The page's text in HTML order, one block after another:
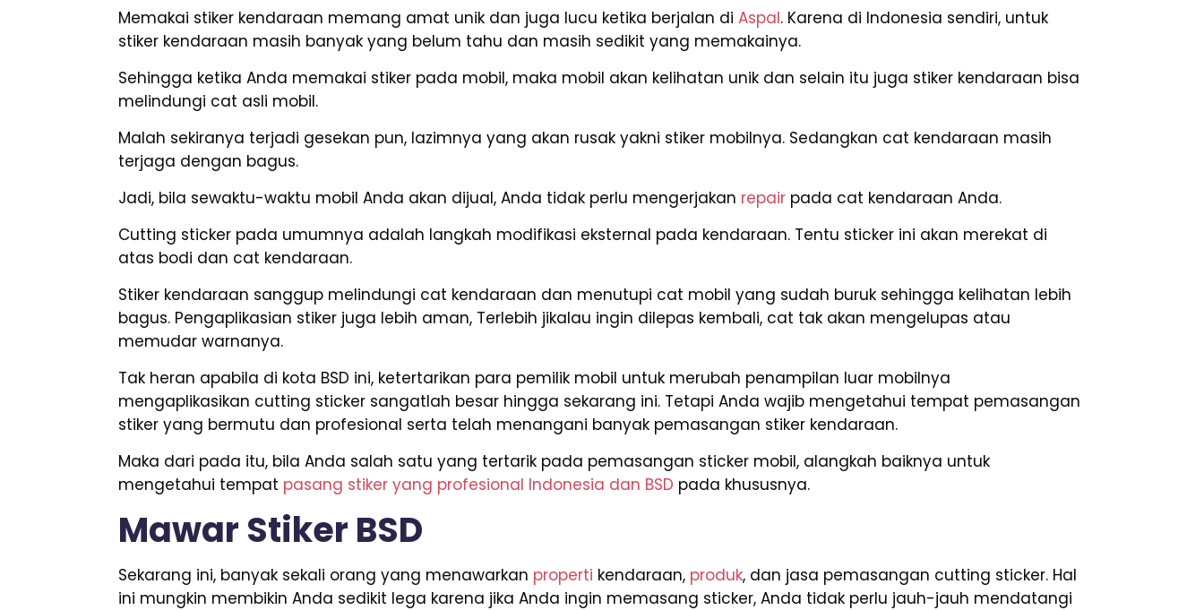
Memakai stiker kendaraan memang amat unik dan juga lucu ketika berjalan diAspal. Karena di Indonesia sendiri, untuk
stiker kendaraan masih banyak yang belum tahu dan masih sedikit yang memakainya.
Sehingga ketika Anda memakai stiker pada mobil, maka mobil akan kelihatan unik dan selain itu juga stiker kendaraan bisa
melindungi cat asli mobil.
Malah sekiranya terjadi gesekan pun, lazimnya yang akan rusak yakni stiker mobilnya. Sedangkan cat kendaraan masih
terjaga dengan bagus.
Jadi, bila sewaktu-waktu mobil Anda akan dijual, Anda tidak perlu mengerjakan repair pada cat kendaraan Anda.
Cutting sticker pada umumnya adalah langkah modifikasi eksternal pada kendaraan. Tentu sticker ini akan merekat di
atas bodi dan cat kendaraan.
Stiker kendaraan sanggup melindungi cat kendaraan dan menutupi cat mobil yang sudah buruk sehingga kelihatan lebih
bagus. Pengaplikasian stiker juga lebih aman, Terlebih jikalau ingin dilepas kembali, cat tak akan mengelupas atau
memudar warnanya.
Tak heran apabila di kota BSD ini, ketertarikan para pemilik mobil untuk merubah penampilan luar mobilnya
mengaplikasikan cutting sticker sangatlah besar hingga sekarang ini. Tetapi Anda wajib mengetahui tempat pemasangan
stiker yang bermutu dan profesional serta telah menangani banyak pemasangan stiker kendaraan.
Maka dari pada itu, bila Anda salah satu yang tertarik pada pemasangan sticker mobil, alangkah baiknya untuk
mengetahui tempat pasang stiker yang profesional Indonesia dan BSD pada khususnya.
Mawar Stiker BSD
Sekarang ini, banyak sekali orang yang menawarkan properti kendaraan, produk, dan jasa pemasangan cutting sticker. Hal
ini mungkin membikin Anda sedikit lega karena jika Anda ingin memasang sticker, Anda tidak perlu jauh-jauh mendatangi